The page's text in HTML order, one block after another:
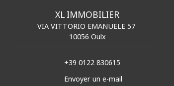
XL IMMOBILIER
VIA VITTORIO EMANUELE 57
10056 Oulx
+39 0122 830615
Envoyer un e-mail